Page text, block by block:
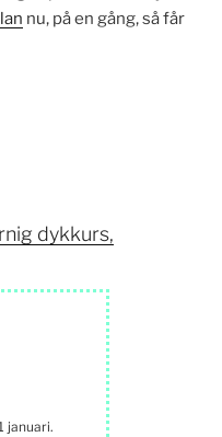
nu, på en gång, så får
dykkurs,
januari.